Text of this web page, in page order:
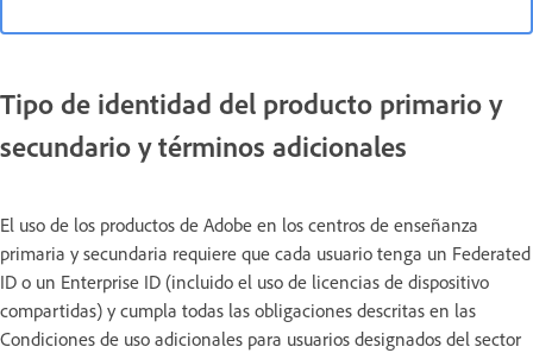
Tipo de identidad del producto primario y
secundario y términos adicionales
El uso de los productos de Adobe en los centros de enseñanza
primaria y secundaria requiere que cada usuario tenga un Federated
ID o un Enterprise ID (incluido el uso de licencias de dispositivo
compartidas) y cumpla todas las obligaciones descritas en las
Condiciones de uso adicionales para usuarios designados del sector